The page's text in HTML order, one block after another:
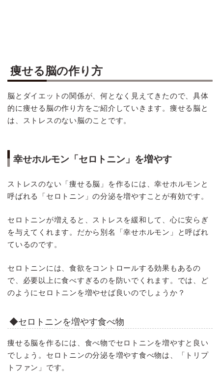
痩せる脳の作り方
脳とダイエットの関係が、何となく見えてきたので、具体
的に痩せる脳の作り方をご紹介していきます。痩せる脳と
は、ストレスのない脳のことです。
幸せホルモン「セロトニン」を増やす
ストレスのない「痩せる脳」を作るには、幸せホルモンと
呼ばれる「セロトニン」の分泌を増やすことが有効です。
セロトニンが増えると、ストレスを緩和して、心に安らぎ
を与えてくれます。だから別名「幸せホルモン」と呼ばれ
ているのです。
セロトニンには、食欲をコントロールする効果もあるの
で、必要以上に食べすぎるのを防いでくれます。では、ど
のようにセロトニンを増やせば良いのでしょうか？
◆セロトニンを増やす食べ物
痩せる脳を作るには、食べ物でセロトニンを増やすと良い
でしょう。セロトニンの分泌を増やす食べ物は、「トリプ
トファン」です。